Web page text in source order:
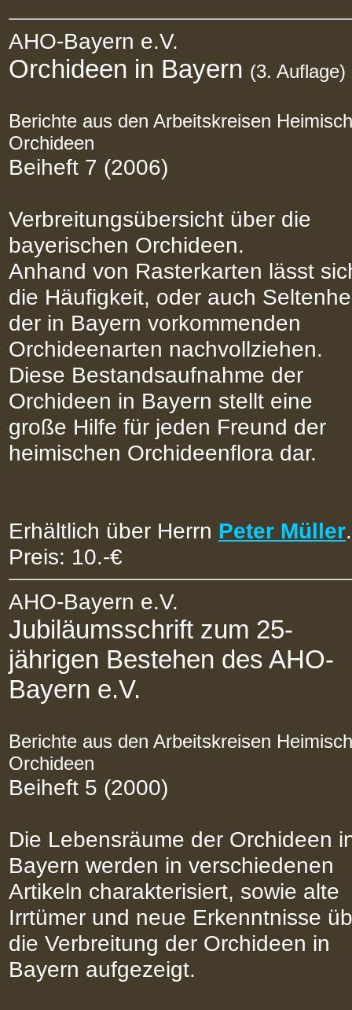
AHO-Bayern e.V.
Orchideen in Bayern (3. Auflage)
Berichte aus den Arbeitskreisen
Orchideen
Beiheft 7 (2006)
Verbreitungsübersicht über die
bayerischen Orchideen.
Anhand von Rasterkarten lässt
die Häufigkeit, oder auch
der in Bayern vorkommenden
Orchideenarten nachvollziehen.
Diese Bestandsaufnahme der
Orchideen in Bayern stellt eine
große Hilfe für jeden Freund der
heimischen Orchideenflora dar.
Erhältlich über Herrn Peter Müller.
Preis: 10.-€
AHO-Bayern e.V.
Jubiläumsschrift zum 25-
jährigen Bestehen des AHO-
Bayern e.V.
Berichte aus den Arbeitskreisen
Orchideen
Beiheft 5 (2000)
Die Lebensräume der Orchideen
Bayern werden in verschiedenen
Artikeln charakterisiert, sowie alte
Irrtümer und neue Erkenntnisse
die Verbreitung der Orchideen in
Bayern aufgezeigt.